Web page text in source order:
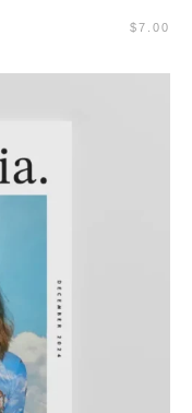
$7.00